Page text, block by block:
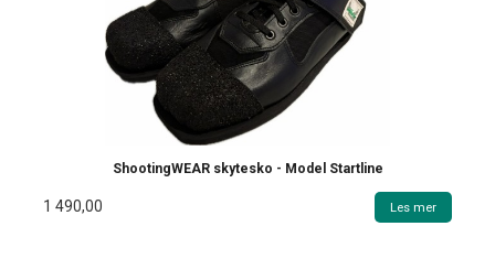
ShootingWEAR skytesko - Model Startline
1 490,00 Les mer